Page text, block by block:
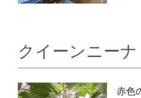
クイーンニーナ
赤色